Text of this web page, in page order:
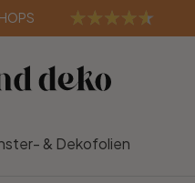
& Dekofolien